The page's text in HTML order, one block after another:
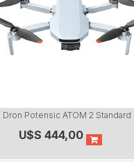
Dron Potensic ATOM 2 Standard
U$S444,00